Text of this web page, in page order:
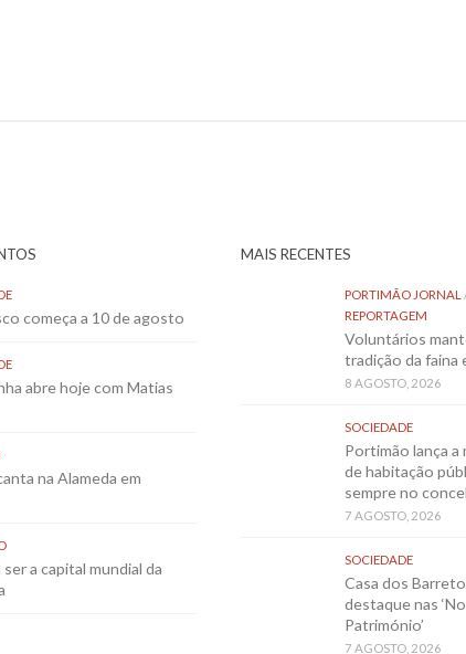
começa a 10 de agosto
abre hoje com Matias
na Alameda em
a capital mundial da
MAIS RECENTES
PORTIMÃO JORNAL
REPORTAGEM
Voluntários
tradição da faina
8 AGOSTO, 2026
SOCIEDADE
Portimão lança a
de habitação
sempre no
7 AGOSTO, 2026
SOCIEDADE
Casa dos
destaque nas
Património’
7 AGOSTO, 2026